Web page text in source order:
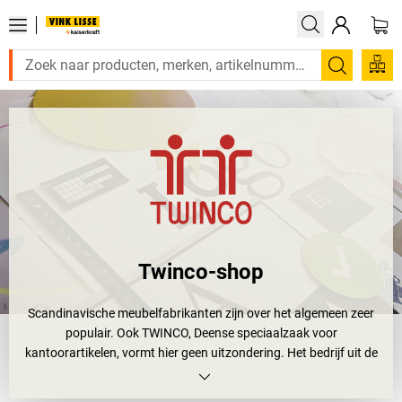
Zoeken
Twinco-shop
Scandinavische meubelfabrikanten zijn over het algemeen zeer
populair. Ook TWINCO, Deense speciaalzaak voor
kantoorartikelen, vormt hier geen uitzondering. Het bedrijf uit de
omgeving van Kopenhagen ontwikkelt sinds 1976 kantoor- en